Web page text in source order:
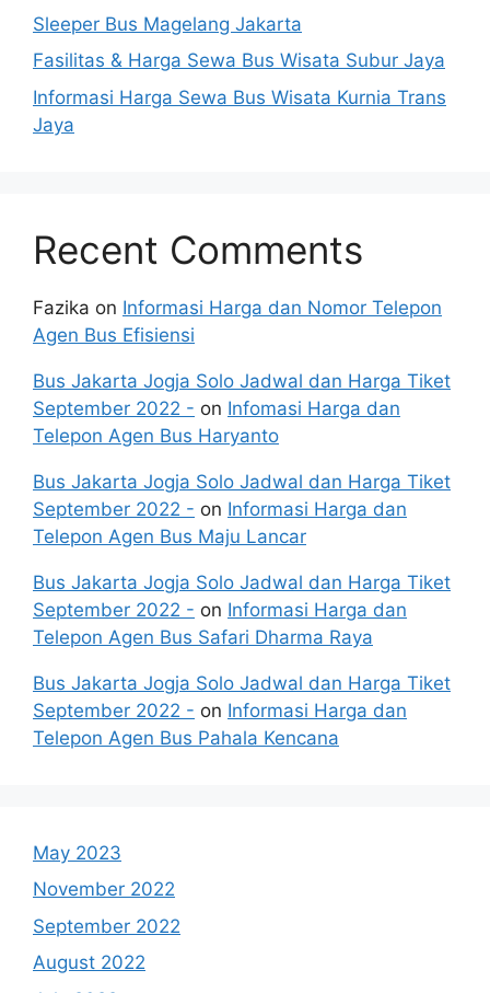
Sleeper Bus Magelang Jakarta
Fasilitas & Harga Sewa Bus Wisata Subur Jaya
Informasi Harga Sewa Bus Wisata Kurnia Trans
Jaya
Recent Comments
Fazika on Informasi Harga dan Nomor Telepon
Agen Bus Efisiensi
Bus Jakarta Jogja Solo Jadwal dan Harga Tiket
September 2022 - on Infomasi Harga dan
Telepon Agen Bus Haryanto
Bus Jakarta Jogja Solo Jadwal dan Harga Tiket
September 2022 - on Informasi Harga dan
Telepon Agen Bus Maju Lancar
Bus Jakarta Jogja Solo Jadwal dan Harga Tiket
September 2022 - on Informasi Harga dan
Telepon Agen Bus Safari Dharma Raya
Bus Jakarta Jogja Solo Jadwal dan Harga Tiket
September 2022 - on Informasi Harga dan
Telepon Agen Bus Pahala Kencana
May 2023
November 2022
September 2022
August 2022